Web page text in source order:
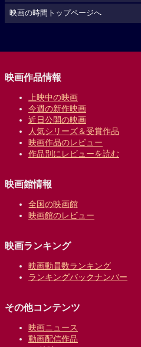
映画の時間トップページへ
映画作品情報
上映中の映画
今週の新作映画
近日公開の映画
人気シリーズ＆受賞作品
映画作品のレビュー
作品別にレビューを読む
映画館情報
全国の映画館
映画館のレビュー
映画ランキング
映画動員数ランキング
ランキングバックナンバー
その他コンテンツ
映画ニュース
動画配信作品